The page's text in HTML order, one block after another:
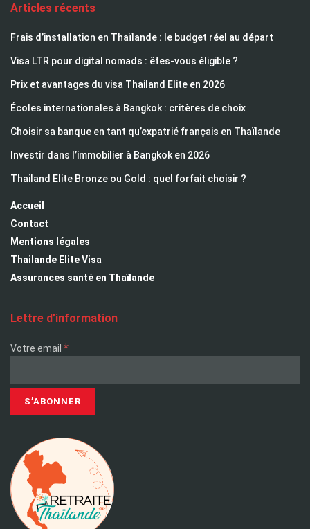
Articles récents
Frais d’installation en Thaïlande : le budget réel au départ
Visa LTR pour digital nomads : êtes-vous éligible ?
Prix et avantages du visa Thailand Elite en 2026
Écoles internationales à Bangkok : critères de choix
Choisir sa banque en tant qu’expatrié français en Thaïlande
Investir dans l’immobilier à Bangkok en 2026
Thailand Elite Bronze ou Gold : quel forfait choisir ?
Accueil
Contact
Mentions légales
Thailande Elite Visa
Assurances santé en Thaïlande
Lettre d’information
Votre email *